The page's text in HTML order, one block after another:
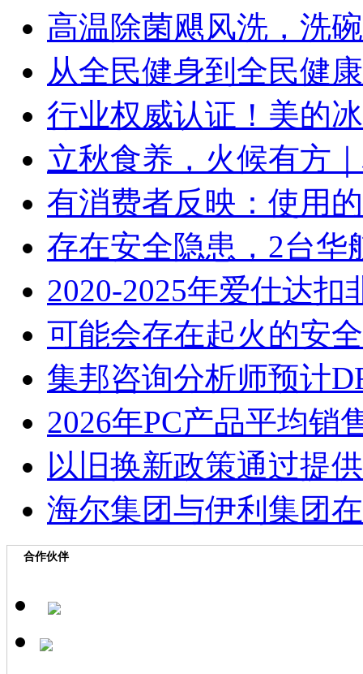
高温除菌飓风洗，洗
从全民健身到全民健
行业权威认证！美的
立秋食养，火候有方
有消费者反映：使用
存在安全隐患，2台华
2020-2025年爱仕达
可能会存在起火的安
集邦咨询分析师预计
2026年PC产品平均销
以旧换新政策通过提
海尔集团与伊利集团
合作伙伴